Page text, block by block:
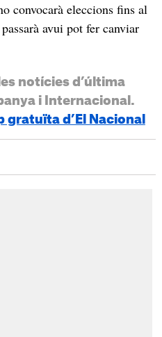
convocarà eleccions fins al
avui pot fer canviar
notícies d’última
i Internacional.
gratuïta d’El Nacional